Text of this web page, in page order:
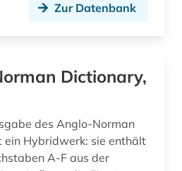
Zur Datenbank
Dictionary,
des Anglo-Norman
ein Hybridwerk: sie enthält
A-F aus der